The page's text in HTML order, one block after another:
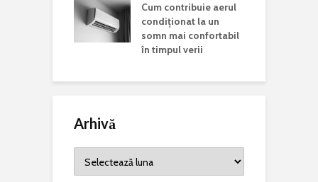
Cum contribuie aerul
condiționat la un
somn mai confortabil
în timpul verii
Arhivă